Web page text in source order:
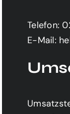
Telefon:
E-Mail: